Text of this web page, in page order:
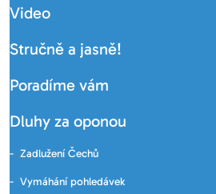
Video
Stručně a jasně!
Poradíme vám
Dluhy za oponou
Zadlužení Čechů
Vymáhání pohledávek